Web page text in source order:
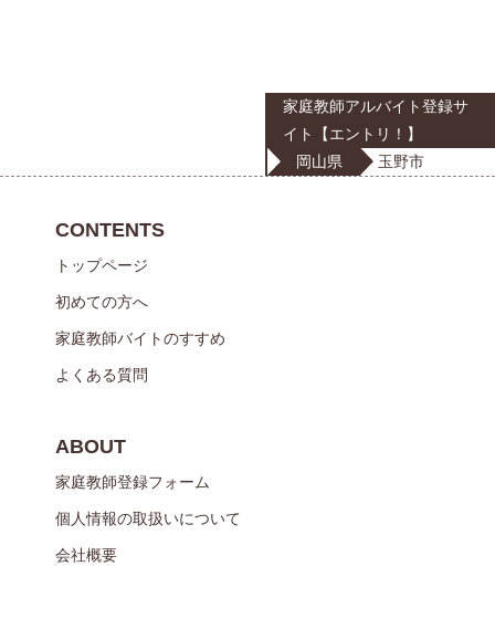
家庭教師アルバイト登録サ
イト【エントリ！】
岡山県
玉野市
CONTENTS
トップページ
初めての方へ
家庭教師バイトのすすめ
よくある質問
ABOUT
家庭教師登録フォーム
個人情報の取扱いについて
会社概要